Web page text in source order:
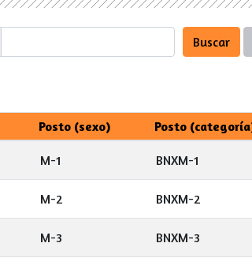
Buscar
Posto (sexo) Posto
M-1 BNXM-1
M-2 BNXM-2
M-3 BNXM-3